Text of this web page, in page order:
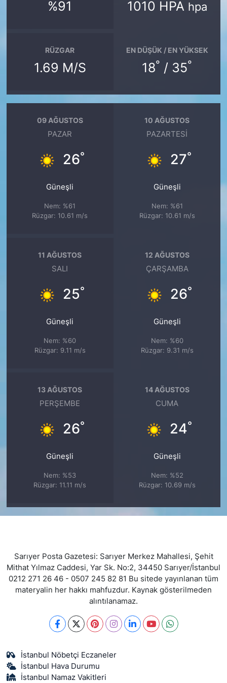
%91 1010 HPA hpa
RÜZGAR
1.69 M/S
EN DÜŞÜK / EN YÜKSEK
18° / 35°
09 AĞUSTOS
PAZAR
26°
Güneşli
Nem: %61
Rüzgar: 10.61 m/s
10 AĞUSTOS
PAZARTESI
27°
Güneşli
Nem: %61
Rüzgar: 10.61 m/s
11 AĞUSTOS
SALI
25°
Güneşli
Nem: %60
Rüzgar: 9.11 m/s
12 AĞUSTOS
ÇARŞAMBA
26°
Güneşli
Nem: %60
Rüzgar: 9.31 m/s
13 AĞUSTOS
PERŞEMBE
26°
Güneşli
Nem: %53
Rüzgar: 11.11 m/s
14 AĞUSTOS
CUMA
24°
Güneşli
Nem: %52
Rüzgar: 10.69 m/s
Sarıyer Posta Gazetesi: Sarıyer Merkez Mahallesi, Şehit
Mithat Yılmaz Caddesi, Yar Sk. No:2, 34450 Sarıyer/İstanbul
0212 271 26 46 - 0507 245 82 81 Bu sitede yayınlanan tüm
materyalin her hakkı mahfuzdur. Kaynak gösterilmeden
alıntılanamaz.
İstanbul Nöbetçi Eczaneler
İstanbul Hava Durumu
İstanbul Namaz Vakitleri